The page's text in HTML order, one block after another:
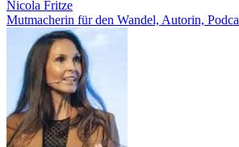
Nicola Fritze
Mutmacherin für den Wandel, Autorin,